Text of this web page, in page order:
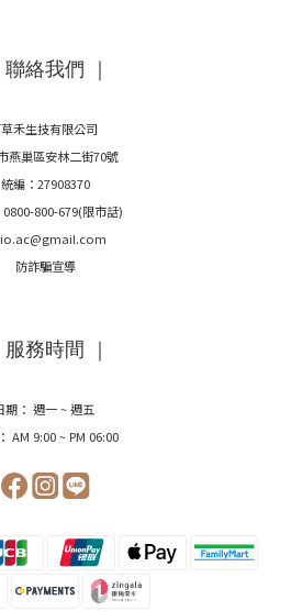
聯絡我們 ｜
禾生技有限公司
燕巢區安林二街70號
統編：27908370
0800-800-679(限市話)
防詐騙宣導
服務時間 ｜
期： 週一 ~ 週五
AM 9:00 ~ PM 06:00